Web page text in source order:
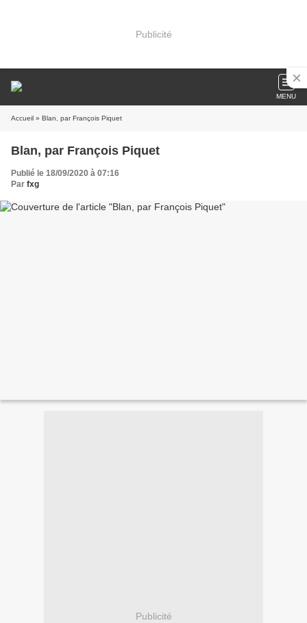
Publicité
MENU
Accueil » Blan, par François Piquet
Blan, par François Piquet
Publié le 18/09/2020 à 07:16
Par fxg
Publicité